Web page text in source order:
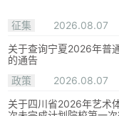
征集 2026.08.07
关于查询宁夏2026年普
的通告
政策
2026.08.07
关于四川省2026年艺术